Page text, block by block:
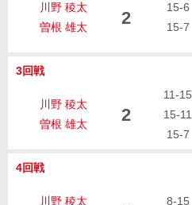
川野 稜太
曽根 雄太
2
15-6
15-7
3回戦
川野 稜太
曽根 雄太
2
11-15
15-11
15-7
4回戦
川野 稜太
8-15